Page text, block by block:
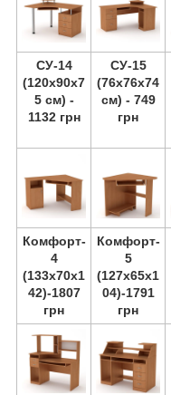
СУ-14
(120х90х7
5 см) -
1132 грн
СУ-15
(76х76х74
см) - 749
грн
Комфорт-
4
(133х70х1
42)-1807
грн
Комфорт-
5
(127х65х1
04)-1791
грн